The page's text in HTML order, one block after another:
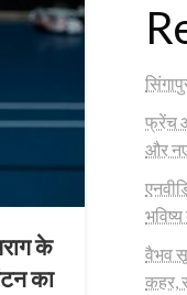
के
का
फ्रेंच
और
वैभव
कहर,